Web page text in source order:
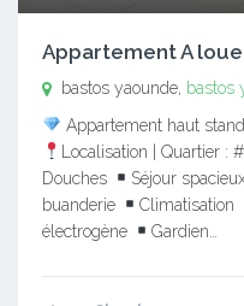
Appartement A
bastos yaounde, bastos
Appartement haut
Localisation | Quartier :
Douches
Séjour
buanderie
Climatisation
électrogène
Gardien…